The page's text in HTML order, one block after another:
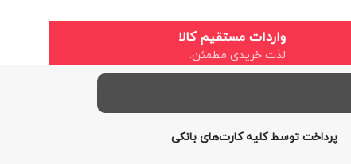
واردات مستقیم کالا
لذت خریدی مطمئن.
پرداخت توسط کلیه کارت‌های بانکی